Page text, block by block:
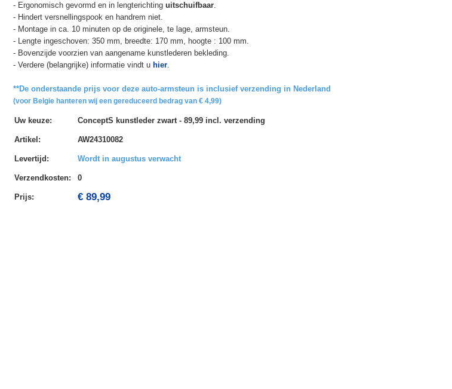
- Ergonomisch gevormd en in lengterichting uitschuifbaar.
- Hindert versnellingspook en handrem niet.
- Montage in ca. 10 minuten op de originele, te lage, armsteun.
- Lengte ingeschoven: 350 mm, breedte: 170 mm, hoogte : 100 mm.
- Bovenzijde voorzien van aangename kunstlederen bekleding.
- Verdere (belangrijke) informatie vindt u hier.
**De onderstaande prijs voor deze auto-armsteun is inclusief verzending in Nederland
(voor Belgie hanteren wij een gereduceerd bedrag van € 4,99)
Uw keuze: ConceptS kunstleder zwart - 89,99 incl. verzending
Artikel : AW24310082
Levertijd : Wordt in augustus verwacht
Verzendkosten: 0
Prijs: € 89,99